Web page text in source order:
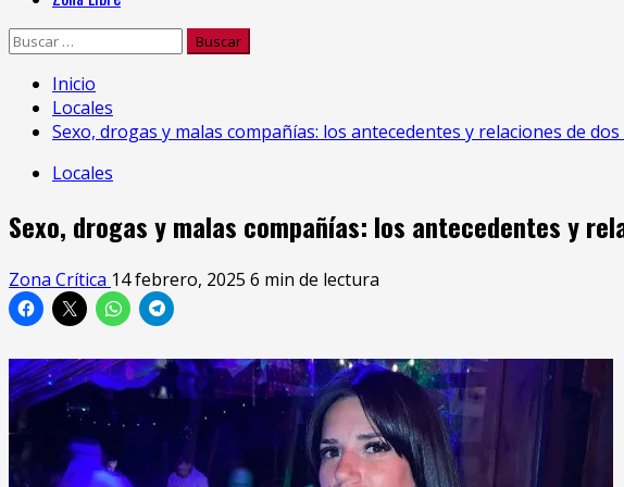
Buscar:
Inicio
Locales
Sexo, drogas y malas compañías: los antecedentes y relaciones de
Locales
Sexo, drogas y malas compañías: los antecedentes y
Zona Crítica 14 febrero, 2025 6 min de lectura